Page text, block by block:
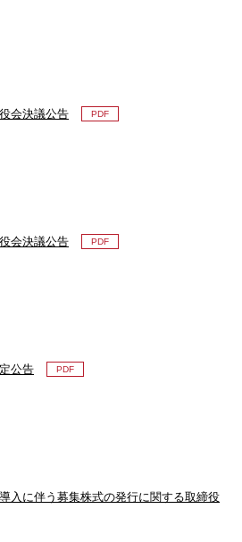
会決議公告 PDF
会決議公告 PDF
公告 PDF
入に伴う募集株式の発行に関する取締役